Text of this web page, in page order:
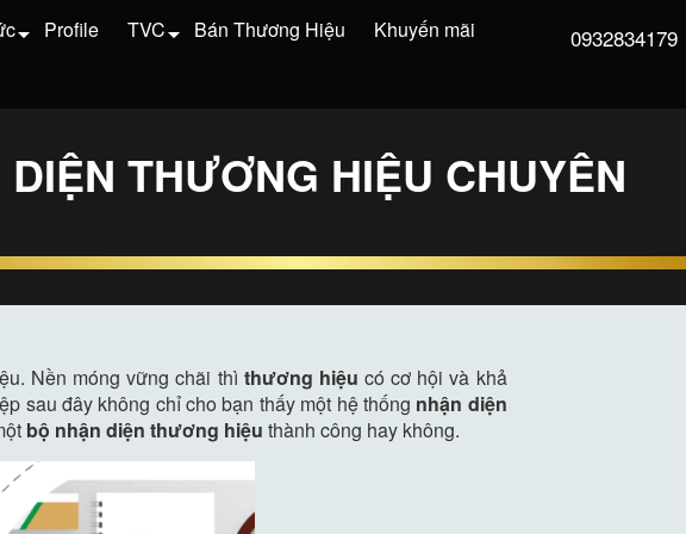
0932834179
Profile TVC Bán Thương Hiệu
Khuyến mãi
THƯƠNG HIỆU CHUYÊN
Nền móng vững chãi thì thương hiệu có cơ hội và khả
sau đây không chỉ cho bạn thấy một hệ thống nhận diện
bộ nhận diện thương hiệu thành công hay không.